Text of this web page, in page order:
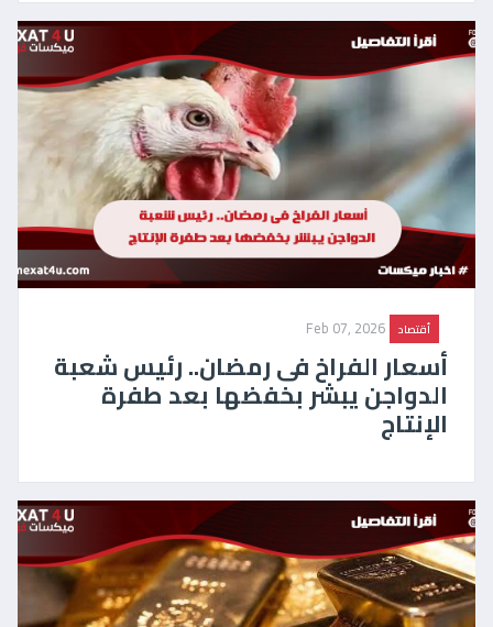
أقتصاد Feb 07, 2026
أسعار الفراخ فى رمضان.. رئيس شعبة
الدواجن يبشر بخفضها بعد طفرة
الإنتاج